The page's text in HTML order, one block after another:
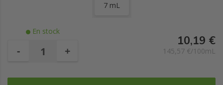
de la journée. Hypoallergénique. Haute tolérance. Convient aux
7 mL
En stock
- +
10,19 €
145,57 €/100mL